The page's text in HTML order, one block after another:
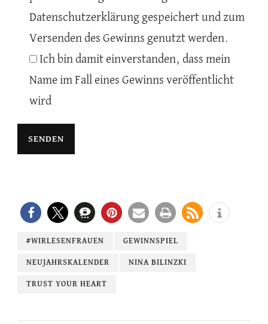
Datenschutzerklärung gespeichert und zum
Versenden des Gewinns genutzt werden.
Ich bin damit einverstanden, dass mein
Name im Fall eines Gewinns veröffentlicht
wird
#WIRLESENFRAUEN GEWINNSPIEL
NEUJAHRSKALENDER NINA BILINZKI
TRUST YOUR HEART